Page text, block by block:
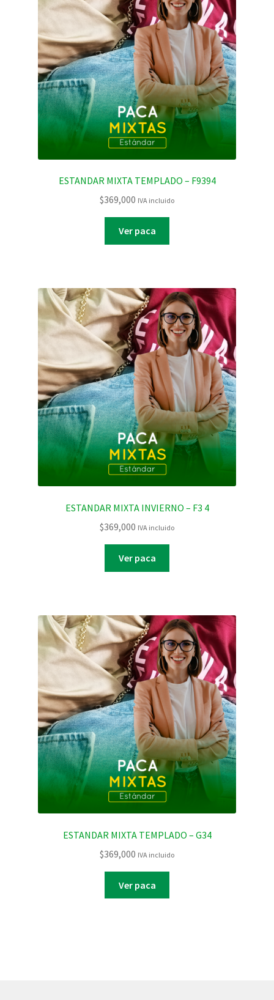
ESTANDAR MIXTA TEMPLADO – F9394
$369,000 IVA incluido
Ver paca
ESTANDAR MIXTA INVIERNO – F3 4
$369,000 IVA incluido
Ver paca
ESTANDAR MIXTA TEMPLADO – G34
$369,000 IVA incluido
Ver paca